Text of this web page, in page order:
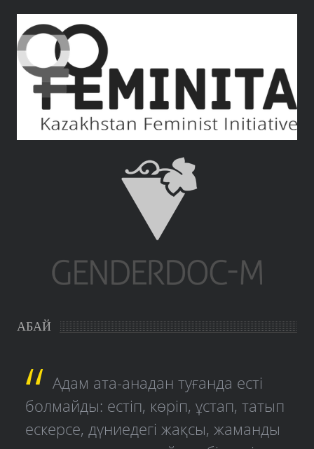
АБАЙ
Адам ата-анадан туғанда есті
болмайды: естіп, көріп, ұстап, татып
ескерсе, дүниедегі жақсы, жаманды